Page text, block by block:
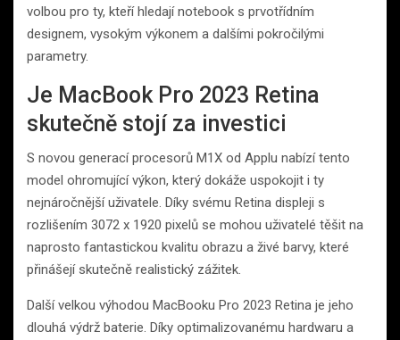
volbou pro ty, kteří hledají notebook s prvotřídním
designem, vysokým výkonem a dalšími pokročilými
parametry.
Je MacBook Pro 2023 Retina
skutečně stojí za investici
S novou generací procesorů M1X od Applu nabízí tento
model ohromující výkon, který dokáže uspokojit i ty
nejnáročnější uživatele. Díky svému Retina displeji s
rozlišením 3072 x 1920 pixelů se mohou uživatelé těšit na
naprosto fantastickou kvalitu obrazu a živé barvy, které
přinášejí skutečně realistický zážitek.
Další velkou výhodou MacBooku Pro 2023 Retina je jeho
dlouhá výdrž baterie. Díky optimalizovanému hardwaru a